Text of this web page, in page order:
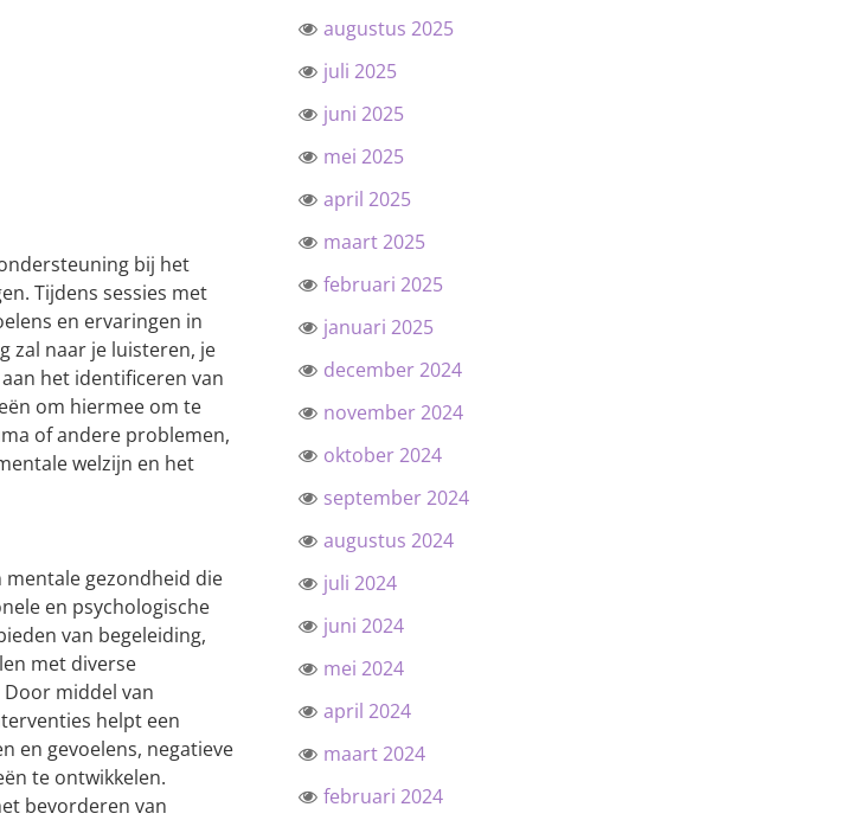
bij het
Tijdens sessies met
en ervaringen in
zal naar je luisteren, je
het identificeren van
om hiermee om te
of andere problemen,
welzijn en het
mentale gezondheid die
en psychologische
van begeleiding,
met diverse
middel van
helpt een
en gevoelens, negatieve
te ontwikkelen.
bevorderen van
augustus 2025
juli 2025
juni 2025
mei 2025
april 2025
maart 2025
februari 2025
januari 2025
december 2024
november 2024
oktober 2024
september 2024
augustus 2024
juli 2024
juni 2024
mei 2024
april 2024
maart 2024
februari 2024